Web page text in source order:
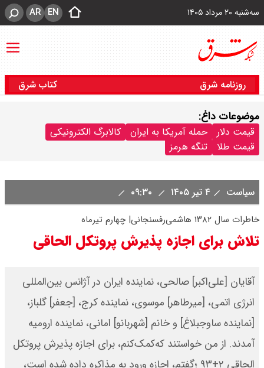
سه‌شنبه ۲۰ مرداد ۱۴۰۵ EN
AR
روزنامه شرق کتاب شرق
موضوعات داغ:
قیمت دلار حمله آمریکا به ایران
کالابرگ الکترونیکی
قیمت طلا
تنگه هرمز
سیاست ۴ تیر ۱۴۰۵
خاطرات سال ۱۳۸۲ هاشمی‌رفسنجانی| چهارم تیرماه
تلاش برای اجازه پذیرش پروتکل الحاقی
آقایان [علی‌اکبر] صالحی، نماینده ایران در آژانس بین‌المللی
انرژی اتمی، [میرطاهر] موسوی، نماینده ‌کرج، [جعفر] گلباز،
[نماینده ساوجبلاغ] و خانم [شهربانو] امانی، نماینده ارومیه
آمدند. از من خواستند که‌کمک‌کنم، برای اجازه پذیرش پروتکل
الحاقی ۲+۹۳ ؛گفتم، اجازه ورود به مذاکره داده شده است،